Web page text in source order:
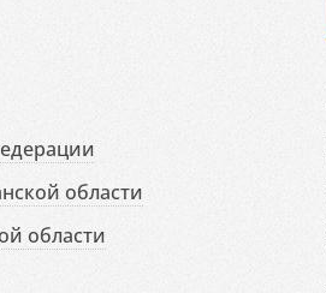
области
области